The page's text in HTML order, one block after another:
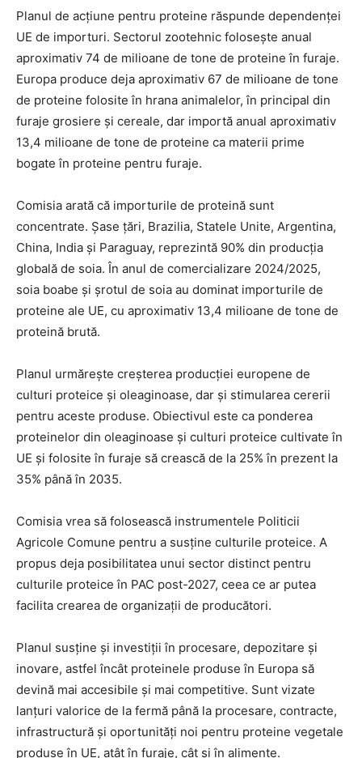
Planul de acțiune pentru proteine răspunde dependenței
UE de importuri. Sectorul zootehnic folosește anual
aproximativ 74 de milioane de tone de proteine în furaje.
Europa produce deja aproximativ 67 de milioane de tone
de proteine folosite în hrana animalelor, în principal din
furaje grosiere și cereale, dar importă anual aproximativ
13,4 milioane de tone de proteine ca materii prime
bogate în proteine pentru furaje.
Comisia arată că importurile de proteină sunt
concentrate. Șase țări, Brazilia, Statele Unite, Argentina,
China, India și Paraguay, reprezintă 90% din producția
globală de soia. În anul de comercializare 2024/2025,
soia boabe și șrotul de soia au dominat importurile de
proteine ale UE, cu aproximativ 13,4 milioane de tone de
proteină brută.
Planul urmărește creșterea producției europene de
culturi proteice și oleaginoase, dar și stimularea cererii
pentru aceste produse. Obiectivul este ca ponderea
proteinelor din oleaginoase și culturi proteice cultivate în
UE și folosite în furaje să crească de la 25% în prezent la
35% până în 2035.
Comisia vrea să folosească instrumentele Politicii
Agricole Comune pentru a susține culturile proteice. A
propus deja posibilitatea unui sector distinct pentru
culturile proteice în PAC post-2027, ceea ce ar putea
facilita crearea de organizații de producători.
Planul susține și investiții în procesare, depozitare și
inovare, astfel încât proteinele produse în Europa să
devină mai accesibile și mai competitive. Sunt vizate
lanțuri valorice de la fermă până la procesare, contracte,
infrastructură și oportunități noi pentru proteine vegetale
produse în UE, atât în furaje, cât și în alimente.